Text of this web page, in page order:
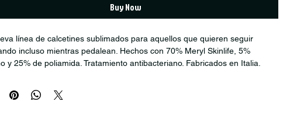
Buy Now
línea de calcetines sublimados para aquellos que quieren seguir
incluso mientras pedalean. Hechos con 70% Meryl Skinlife, 5%
y 25% de poliamida. Tratamiento antibacteriano. Fabricados en Italia.
trabajado con bodega externa, tiempos de despacho pueden ser entre 1